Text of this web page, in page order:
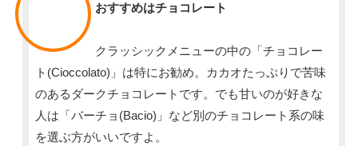
おすすめはチョコレート
クラッシックメニューの中の「チョコレー
ト(Cioccolato)」は特にお勧め。カカオたっぷりで苦味
のあるダークチョコレートです。でも甘いのが好きな
人は「バーチョ(Bacio)」など別のチョコレート系の味
を選ぶ方がいいですよ。